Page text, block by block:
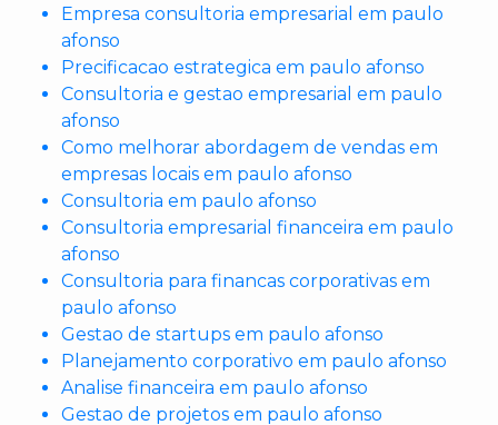
Empresa consultoria empresarial em paulo
afonso
Precificacao estrategica em paulo afonso
Consultoria e gestao empresarial em paulo
afonso
Como melhorar abordagem de vendas em
empresas locais em paulo afonso
Consultoria em paulo afonso
Consultoria empresarial financeira em paulo
afonso
Consultoria para financas corporativas em
paulo afonso
Gestao de startups em paulo afonso
Planejamento corporativo em paulo afonso
Analise financeira em paulo afonso
Gestao de projetos em paulo afonso